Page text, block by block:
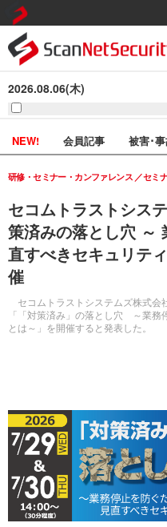
2026.08.06(木)
NEW! 会員記事 被害･事
セコムトラストシス
策済みの落とし穴 ～
直すべきセキュリテ
催
セコムトラストシステムズ株式会
「「対策済み」の落とし穴 ～業務
とは～」を開催すると発表した。
研修・セミナー・カンファレンス セミ